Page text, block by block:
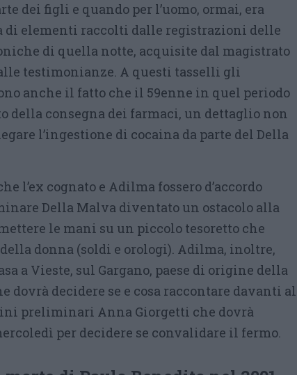
dei figli e quando per l’uomo, ormai, era
di elementi raccolti dalle registrazioni delle
di quella notte, acquisite dal magistrato
testimonianze. A questi tasselli gli
anche il fatto che il 59enne in quel periodo
della consegna dei farmaci, un dettaglio non
l’ingestione di cocaina da parte del Della
l’ex cognato e Adilma fossero d’accordo
Della Malva diventato un ostacolo alla
le mani su un piccolo tesoretto che
donna (soldi e orologi). Adilma, inoltre,
a Vieste, sul Gargano, paese di origine della
dovrà decidere se e cosa raccontare davanti al
preliminari Anna Giorgetti che dovrà
per decidere se convalidare il fermo.